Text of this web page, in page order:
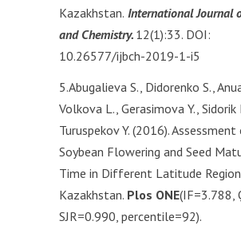
Kazakhstan. International Journal
and Chemistry. 12(1):33. DOI:
10.26577/ijbch-2019-1-i5
5.Abugalieva S., Didorenko S.,
Volkova L., Gerasimova Y., Sidorik
Turuspekov Y. (2016).
Soybean Flowering and Seed
Time in Different Latitude
Kazakhstan. Plos ONE(IF=3.788,
SJR=0.990, percentile=92).